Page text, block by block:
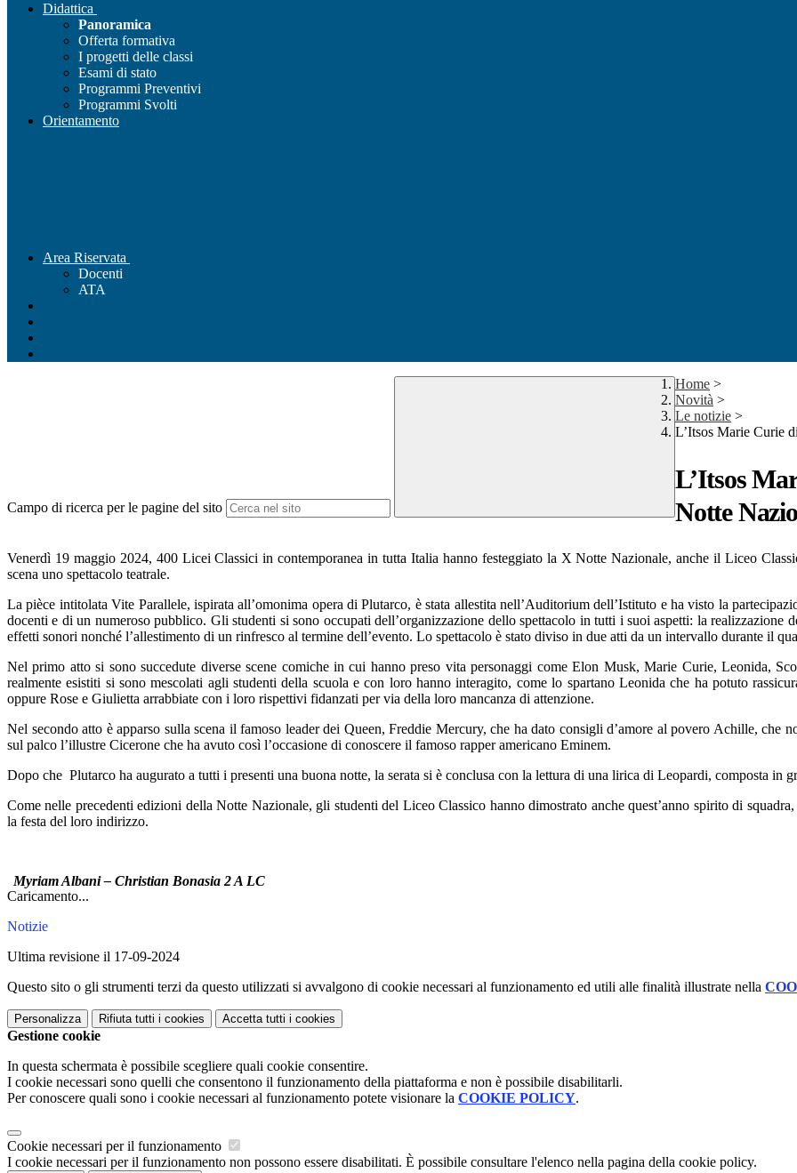
Didattica
Panoramica
Offerta formativa
I progetti delle classi
Esami di stato
Programmi Preventivi
Programmi Svolti
Orientamento
Area Riservata
Docenti
ATA
Campo di ricerca per le pagine del sito
Home >
Novità >
Le notizie >
L’Itsos Marie Curie
L’Itsos
Notte
Venerdì 19 maggio 2024, 400 Licei Classici in contemporanea in tutta Italia hanno festeggiato la X Notte Nazionale, anche il Liceo
scena uno spettacolo teatrale.
La pièce intitolata Vite Parallele, ispirata all’omonima opera di Plutarco, è stata allestita nell’Auditorium dell’Istituto e ha visto la
docenti e di un numeroso pubblico. Gli studenti si sono occupati dell’organizzazione dello spettacolo in tutti i suoi aspetti: la realizzazione
effetti sonori nonché l’allestimento di un rinfresco al termine dell’evento. Lo spettacolo è stato diviso in due atti da un intervallo durante il
Nel primo atto si sono succedute diverse scene comiche in cui hanno preso vita personaggi come Elon Musk, Marie Curie, Leonida,
realmente esistiti si sono mescolati agli studenti della scuola e con loro hanno interagito, come lo spartano Leonida che ha potuto
oppure Rose e Giulietta arrabbiate con i loro rispettivi fidanzati per via della loro mancanza di attenzione.
Nel secondo atto è apparso sulla scena il famoso leader dei Queen, Freddie Mercury, che ha dato consigli d’amore al povero Achille, che
sul palco l’illustre Cicerone che ha avuto così l’occasione di conoscere il famoso rapper americano Eminem.
Dopo che Plutarco ha augurato a tutti i presenti una buona notte, la serata si è conclusa con la lettura di una lirica di Leopardi, composta in
Come nelle precedenti edizioni della Notte Nazionale, gli studenti del Liceo Classico hanno dimostrato anche quest’anno spirito di
la festa del loro indirizzo.
Myriam Albani – Christian Bonasia 2 A LC
Caricamento...
Notizie
Ultima revisione il 17-09-2024
Questo sito o gli strumenti terzi da questo utilizzati si avvalgono di cookie necessari al funzionamento ed utili alle finalità illustrate nella
Personalizza Rifiuta tutti i cookies Accetta tutti i cookies
Gestione cookie
In questa schermata è possibile scegliere quali cookie consentire.
I cookie necessari sono quelli che consentono il funzionamento della piattaforma e non è possibile disabilitarli.
Per conoscere quali sono i cookie necessari al funzionamento potete visionare la COOKIE POLICY.
Cookie necessari per il funzionamento
I cookie necessari per il funzionamento non possono essere disabilitati. È possibile consultare l'elenco nella pagina della cookie policy.